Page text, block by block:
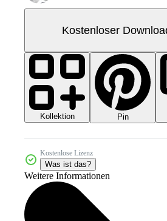
Kostenloser
Kollektion Pin
Kostenlose Lizenz
Was ist das?
Weitere Informationen